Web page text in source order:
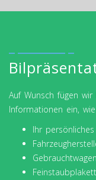
Auf Wunsch fügen
Informationen ein,
Ihr